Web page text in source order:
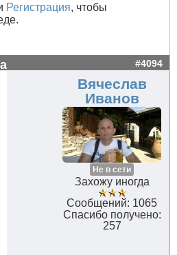
Регистрация, чтобы
#4094
Вячеслав
Иванов
Не в сети
Захожу иногда
Сообщений: 1065
Спасибо получено:
257